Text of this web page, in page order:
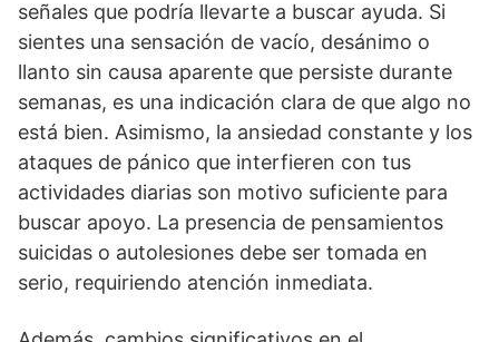
señales que podrí­a llevarte a buscar ayuda. Si
sientes una sensación de vací­o, desánimo o
llanto sin causa aparente que persiste durante
semanas, es una indicación clara de que algo no
está bien. Asimismo, la ansiedad constante y los
ataques de pánico que interfieren con tus
actividades diarias son motivo suficiente para
buscar apoyo. La presencia de pensamientos
suicidas o autolesiones debe ser tomada en
serio, requiriendo atención inmediata.